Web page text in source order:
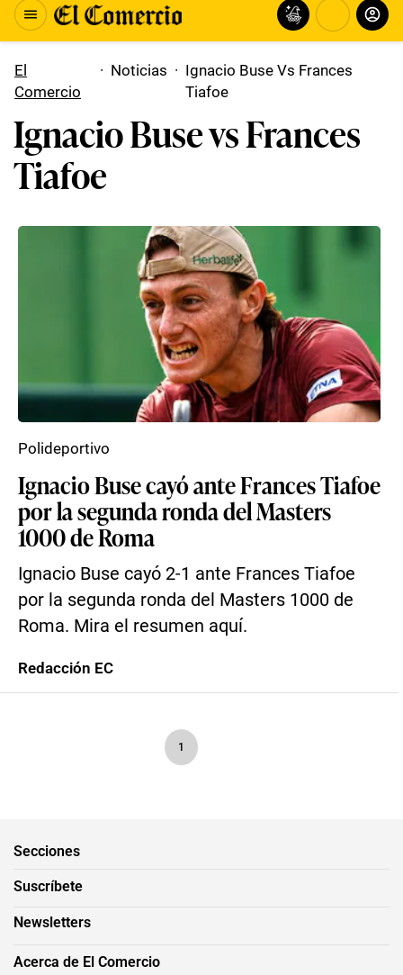
El
Comercio
· Noticias · Ignacio Buse Vs Frances
Tiafoe
Ignacio Buse vs Frances
Tiafoe
Ignacio Buse cayó ante Frances Tiafoe
por la segunda ronda del Masters
1000 de Roma
Ignacio Buse cayó 2-1 ante Frances Tiafoe
por la segunda ronda del Masters 1000 de
Roma. Mira el resumen aquí.
Polideportivo
Redacción EC
1
Secciones
Suscríbete
Newsletters
Acerca de El Comercio